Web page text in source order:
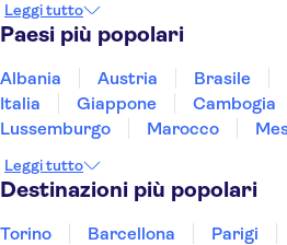
French Riviera day trips
Castle Hill
Day trips to Antibes
Monnaie de Paris
Museo
Palazzo dei Papi
Pont d'Avignon
Leggi tutto
Paesi più popolari
Albania Austria Brasile
Italia
Giappone Cambogia
Lussemburgo
Marocco
Tunisia
Turchia Vietnam
Leggi tutto
Destinazioni più popolari
Torino Barcellona Parigi